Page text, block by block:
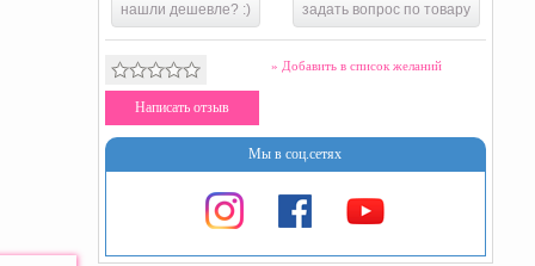
нашли дешевле? :) задать вопрос по товару
» Добавить в список желаний
Написать отзыв
Мы в соц.сетях